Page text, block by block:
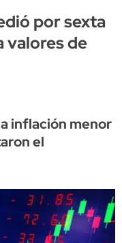
por sexta
valores de
inflación menor
el